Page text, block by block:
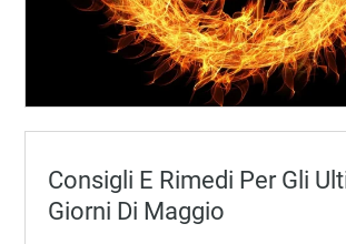
Consigli E Rimedi Per Gli
Giorni Di Maggio